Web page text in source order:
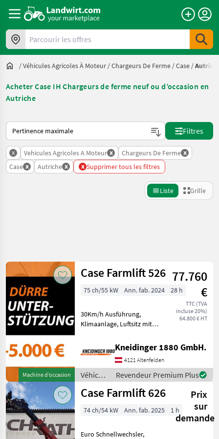
Parcourir les offres
/Véhicules Agricoles À Moteur /Chargeurs De Ferme /Case /
Acheter Case IH Chargeurs de ferme neuf ou d’occasion en
Autriche
Voici comment les annonces sont triées sur Landwirt.com
Filtres
x Vehicules Agricoles A Moteur x Chargeurs De Ferme x
Case x Autriche x x Supprimer tous les filtres
Liste Grille
Catégorie 4 Pays Filtres
CHEMIN
ACTUEL
agricole
Vehicules
Agricoles
A Moteur
Chargeurs
De Ferme
Case
CHOISIR
UNE
CATÉGORIE
Réinitialiser
2
résultats
Machine d’occasion
Case Farmlift 526 77.760
€
TTC (TVA
incluse 20%)
64.800 € HT
75 ch/55 kW Ann. fab. 2024 28 h
30Km/h Ausführung,
Klimaanlage, Luftsitz mit
Joystick mit Proportionaler
gleichzeitiger Steuerung,
Steuerventil für
5.Funktionen, H
Kneidinger 1880 GmbH.
4121 Altenfelden
Véhicules
agricoles
à
Case IH
Revendeur Premium Plus
Case Farmlift 626
Prix
sur
demande
74 ch/54 kW Ann. fab. 2025 1 h
Euro Schnellwechsler,